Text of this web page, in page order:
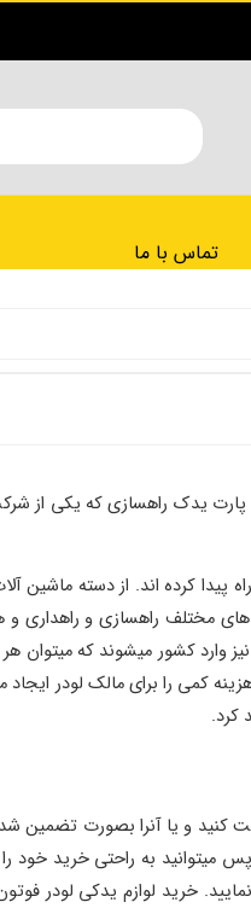
تماس با ما
پارت یدک راهسازی که یکی از
کرده اند. از دسته ماشین
راهسازی و راهداری و
وارد کشور میشوند که میتوان
کمی را برای مالک لودر ایجاد
کرد.
کنید و یا آنرا بصورت تضمین
به راحتی خرید خود
خرید لوازم یدکی لودر